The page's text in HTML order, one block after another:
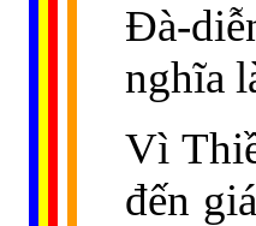
Đà-
nghĩa
Vì
đến